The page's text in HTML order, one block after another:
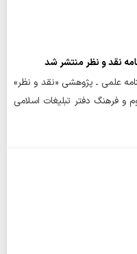
نقد و نظر منتشر شد
علمی ـ پژوهشی «نقد و نظر»
علوم و فرهنگ دفتر تبلیغات اسلامی